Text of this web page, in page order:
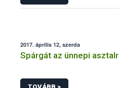
2017. április 12, szerda
Spárgát az ünnepi